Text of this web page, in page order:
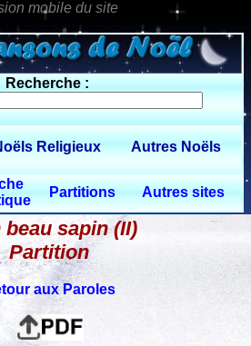
1 $limittot 2
Recherche :
Religieux Autres Noëls
Partitions Autres sites
beau sapin (II)
Partition
aux Paroles